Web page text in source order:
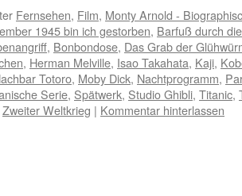
Fernsehen, Film, Monty Arnold -
1945 bin ich gestorben, Barfuß durch
, Bonbondose, Das Grab der
, Herman Melville, Isao Takahata, Kaji,
Totoro, Moby Dick, Nachtprogramm,
Serie, Spätwerk, Studio Ghibli, Titanic,
Zweiter Weltkrieg | Kommentar hinterlassen